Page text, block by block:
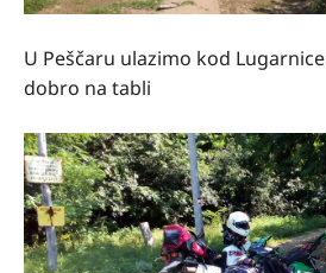
U Peščaru ulazimo kod
dobro na tabli